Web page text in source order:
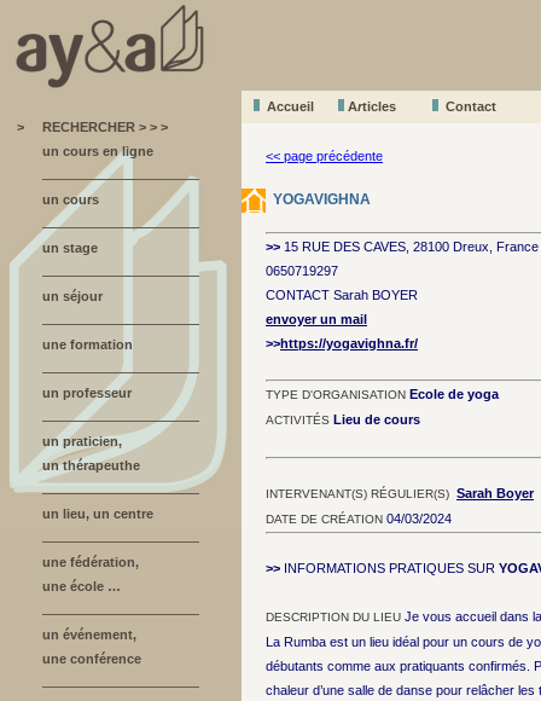
Accueil Articles
Contact
>
RECHERCHER > > >
un cours en ligne
un cours
un stage
un séjour
une formation
un professeur
un praticien,
un thérapeuthe
un lieu, un centre
une fédération,
une école …
un événement,
une conférence
<< page précédente
YOGAVIGHNA
>> 15 RUE DES CAVES, 28100 Dreux, France
0650719297
CONTACT Sarah BOYER
envoyer un mail
>>https://yogavighna.fr/
TYPE D'ORGANISATION Ecole de yoga
ACTIVITÉS Lieu de cours
INTERVENANT(S) RÉGULIER(S) Sarah Boyer
DATE DE CRÉATION 04/03/2024
>> INFORMATIONS PRATIQUES SUR
DESCRIPTION DU LIEU Je vous accueil dans
La Rumba est un lieu idéal pour un cours de
débutants comme aux pratiquants confirmés.
chaleur d’une salle de danse pour relâcher